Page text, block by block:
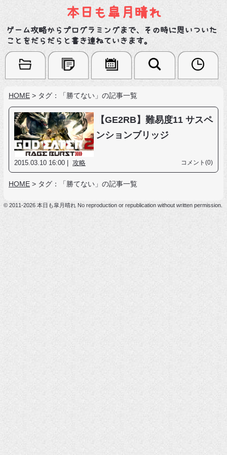
本日も皐月晴れ
ゲーム攻略からプログラミングまで、その時に思いついた
ことをだらだらと書き連ねていきます。
HOME > タグ：「勝てない」の記事一覧
【GE2RB】難易度11 サスペ
ンションブリッジ
2015.03.10 16:00 | 攻略 コメント(0)
HOME > タグ：「勝てない」の記事一覧
© 2011-2026 本日も皐月晴れ No reproduction or republication without written permission.